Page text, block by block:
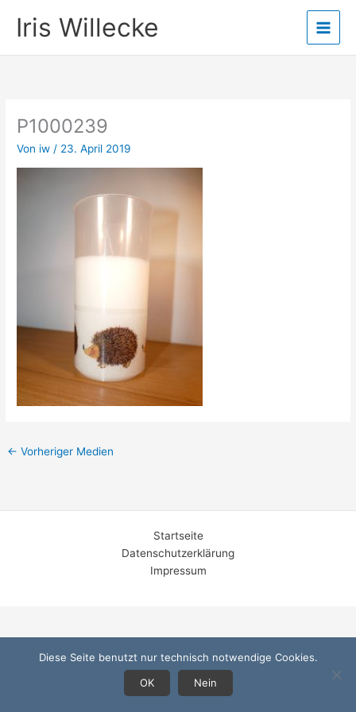
InhaltIris Willecke
P1000239
Von iw / 23. April 2019
← Vorheriger Medien
Startseite
Datenschutzerklärung
Impressum
Diese Seite benutzt nur technisch notwendige Cookies.
OK
Nein